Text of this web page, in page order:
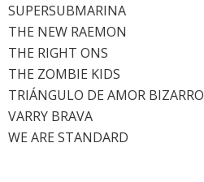
SUPERSUBMARINA
THE NEW RAEMON
THE RIGHT ONS
THE ZOMBIE KIDS
TRIÁNGULO DE AMOR BIZARRO
VARRY BRAVA
WE ARE STANDARD